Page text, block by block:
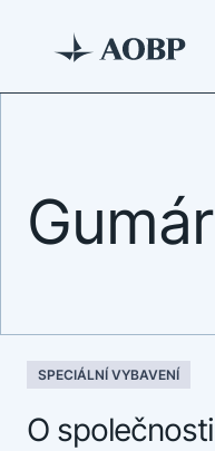
SPECIÁLNÍ VYBAVENÍ
O společnosti